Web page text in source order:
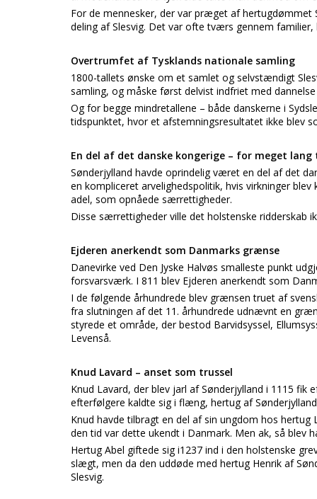
For de mennesker, der var præget af
deling af Slesvig. Det var ofte tværs gennem
Overtrumfet af Tysklands nationale samling
1800-tallets ønske om et samlet og selvstændigt
samling, og måske først delvist indfriet med
Og for begge mindretallene – både danskerne i
tidspunktet, hvor et afstemningsresultatet ikke blev
En del af det danske kongerige – for meget lang
Sønderjylland havde oprindelig været en del af det
en kompliceret arvelighedspolitik, hvis virkninger
adel, som opnåede særrettigheder.
Disse særrettigheder ville det holstenske ridderskab
Ejderen anerkendt som Danmarks grænse
Danevirke ved Den Jyske Halvøs smalleste punkt
forsvarsværk. I 811 blev Ejderen anerkendt som
I de følgende århundrede blev grænsen truet af
fra slutningen af det 11. århundrede udnævnt en
styrede et område, der bestod Barvidsyssel,
Levenså.
Knud Lavard – anset som trussel
Knud Lavard, der blev jarl af Sønderjylland i 1115
efterfølgere kaldte sig i flæng, hertug af
Knud havde tilbragt en del af sin ungdom hos
den tid var dette ukendt i Danmark. Men ak, så
Hertug Abel giftede sig i1237 ind i den holstenske
slægt, men da den uddøde med hertug Henrik af
Slesvig.